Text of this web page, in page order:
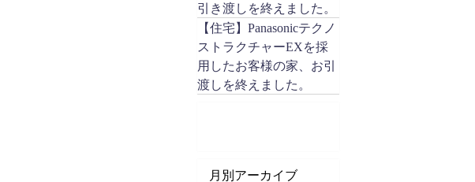
引き渡しを終えました。
【住宅】Panasonicテクノ
ストラクチャーEXを採
用したお客様の家、お引
渡しを終えました。
月別アーカイブ